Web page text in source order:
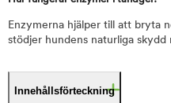
Enzymerna hjälper till att bryta
stödjer hundens naturliga skydd
Innehållsförteckning